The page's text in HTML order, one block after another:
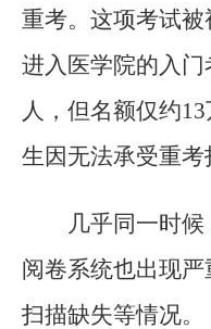
重考。这项考试被
进入医学院的入
人，但名额仅约
生因无法承受重考
几乎同一时
阅卷系统也出现严
扫描缺失等情况。